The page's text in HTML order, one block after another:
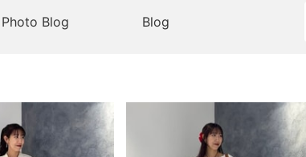
Photo Blog Blog